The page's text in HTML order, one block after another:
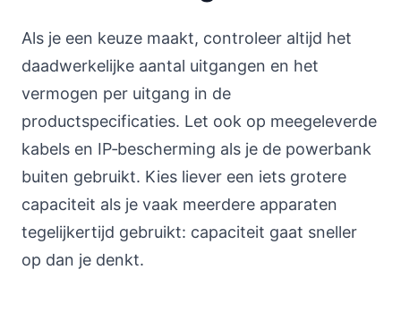
Als je een keuze maakt, controleer altijd het
daadwerkelijke aantal uitgangen en het
vermogen per uitgang in de
productspecificaties. Let ook op meegeleverde
kabels en IP‑bescherming als je de powerbank
buiten gebruikt. Kies liever een iets grotere
capaciteit als je vaak meerdere apparaten
tegelijkertijd gebruikt: capaciteit gaat sneller
op dan je denkt.